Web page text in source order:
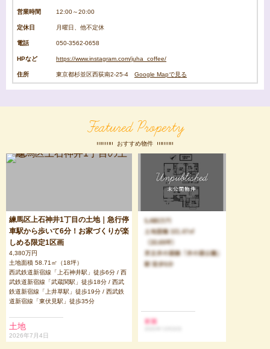
営業時間 12:00～20:00
定休日 月曜日、他不定休
電話 050-3562-0658
HPなど https://www.instagram.com/juha_coffee/
住所 東京都杉並区西荻南2-25-4 Google Mapで見る
Featured Property
おすすめ物件
練馬区上石神井1丁目の土地｜急行停
車駅から歩いて6分！お家づくりが楽
しめる限定1区画
4,380万円
土地面積 58.71㎡（18坪）
西武鉄道新宿線「上石神井駅」徒歩6分 / 西
武鉄道新宿線「武蔵関駅」徒歩18分 / 西武
鉄道新宿線「上井草駅」徒歩19分 / 西武鉄
道新宿線「東伏見駅」徒歩35分
土地
2026年7月4日